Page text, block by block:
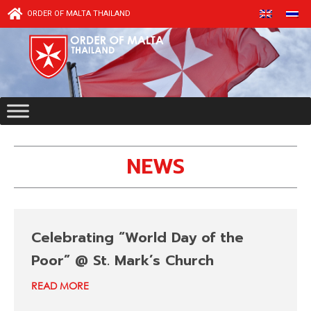
Skip
content
ORDER OF MALTA THAILAND
NEWS
Celebrating “World Day of the
Poor” @ St. Mark’s Church
READ MORE
a
g
e
a
g
e